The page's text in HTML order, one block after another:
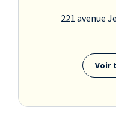
221 avenue
Voir